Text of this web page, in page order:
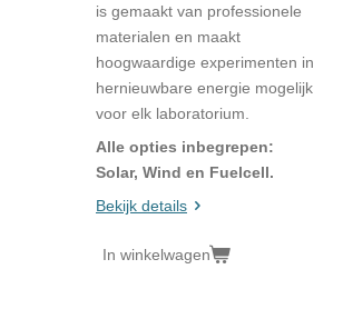
is gemaakt van professionele
materialen en maakt
hoogwaardige experimenten in
hernieuwbare energie mogelijk
voor elk laboratorium.
Alle opties inbegrepen:
Solar, Wind en Fuelcell.
Bekijk details
In winkelwagen